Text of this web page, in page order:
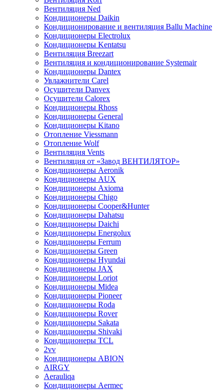
Вентиляция Ned
Кондиционеры Daikin
Кондиционирование и вентиляция Ballu Machine
Кондиционеры Electrolux
Кондиционеры Kentatsu
Вентиляция Breezart
Вентиляция и кондиционирование Systemair
Кондиционеры Dantex
Увлажнители Carel
Осушители Danvex
Осушители Calorex
Кондиционеры Rhoss
Кондиционеры General
Кондиционеры Kitano
Отопление Viessmann
Отопление Wolf
Вентиляция Vents
Вентиляция от «Завод ВЕНТИЛЯТОР»
Кондиционеры Aeronik
Кондиционеры AUX
Кондиционеры Axioma
Кондиционеры Chigo
Кондиционеры Cooper&Hunter
Кондиционеры Dahatsu
Кондиционеры Daichi
Кондиционеры Energolux
Кондиционеры Ferrum
Кондиционеры Green
Кондиционеры Hyundai
Кондиционеры JAX
Кондиционеры Loriot
Кондиционеры Midea
Кондиционеры Pioneer
Кондиционеры Roda
Кондиционеры Rover
Кондиционеры Sakata
Кондиционеры Shivaki
Кондиционеры TCL
2vv
Кондиционеры ABION
AIRGY
Aerauliqa
Кондиционеры Aermec